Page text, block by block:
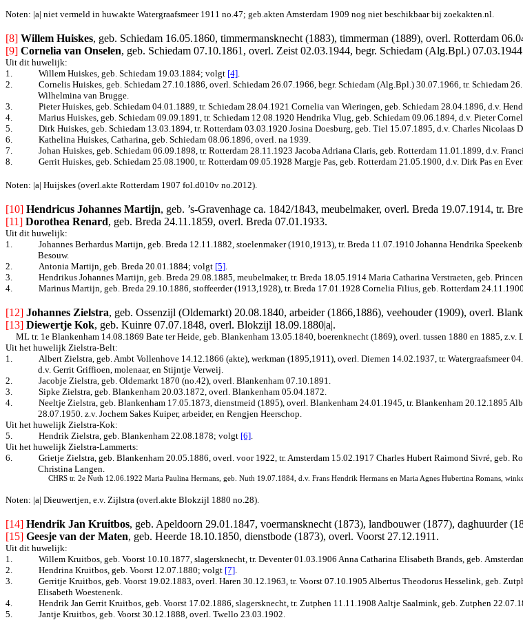
Noten: |a| niet vermeld in huw.akte Watergraafsmeer 1911 no.47; geb.akten Amsterdam 1909 nog niet beschikbaar bij zoekakten.nl.
[8] Willem Huiskes, geb. Schiedam 16.05.1860, timmermansknecht (1883), timmerman (1889), overl. Rotterdam
[9] Cornelia van Onselen, geb. Schiedam 07.10.1861, overl. Zeist 02.03.1944, begr. Schiedam (Alg.Bpl.)
Uit dit huwelijk:
1.
Willem Huiskes, geb. Schiedam 19.03.1884; volgt [4].
2.
Cornelis Huiskes, geb. Schiedam 27.10.1886, overl. Schiedam 26.07.1966, begr. Schiedam (Alg.Bpl.) 30.07.1966, tr. Schiedam
Wilhelmina van Brugge.
3.
Pieter Huiskes, geb. Schiedam 04.01.1889, tr. Schiedam 28.04.1921 Cornelia van Wieringen, geb. Schiedam 28.04.1896, d.v.
4.
Marius Huiskes, geb. Schiedam 09.09.1891, tr. Schiedam 12.08.1920 Hendrika Vlug, geb. Schiedam 09.06.1894, d.v. Pieter
5.
Dirk Huiskes, geb. Schiedam 13.03.1894, tr. Rotterdam 03.03.1920 Josina Doesburg, geb. Tiel 15.07.1895, d.v. Charles Nicolaas
6.
Kathelina Huiskes, Catharina, geb. Schiedam 08.06.1896, overl. na 1939.
7.
Johan Huiskes, geb. Schiedam 06.09.1898, tr. Rotterdam 28.11.1923 Jacoba Adriana Claris, geb. Rotterdam 11.01.1899, d.v.
8.
Gerrit Huiskes, geb. Schiedam 25.08.1900, tr. Rotterdam 09.05.1928 Margje Pas, geb. Rotterdam 21.05.1900, d.v. Dirk Pas en
Noten: |a| Huijskes (overl.akte Rotterdam 1907 fol.d010v no.2012).
[10] Hendricus Johannes Martijn, geb. ’s-Gravenhage ca. 1842/1843, meubelmaker, overl. Breda 19.07.1914, tr.
[11] Dorothea Renard, geb. Breda 24.11.1859, overl. Breda 07.01.1933.
Uit dit huwelijk:
1.
Johannes Berhardus Martijn, geb. Breda 12.11.1882, stoelenmaker (1910,1913), tr. Breda 11.07.1910 Johanna Hendrika
Besouw.
2.
Antonia Martijn, geb. Breda 20.01.1884; volgt [5].
3.
Hendrikus Johannes Martijn, geb. Breda 29.08.1885, meubelmaker, tr. Breda 18.05.1914 Maria Catharina Verstraeten, geb.
4.
Marinus Martijn, geb. Breda 29.10.1886, stoffeerder (1913,1928), tr. Breda 17.01.1928 Cornelia Filius, geb. Rotterdam
[12] Johannes Zielstra, geb. Ossenzijl (Oldemarkt) 20.08.1840, arbeider (1866,1886), veehouder (1909), overl.
[13] Diewertje Kok, geb. Kuinre 07.07.1848, overl. Blokzijl 18.09.1880|a|.
ML tr. 1e Blankenham 14.08.1869 Bate ter Heide, geb. Blankenham 13.05.1840, boerenknecht (1869), overl. tussen 1880 en 1885, z.v.
Uit het huwelijk Zielstra-Belt:
1.
Albert Zielstra, geb. Ambt Vollenhove 14.12.1866 (akte), werkman (1895,1911), overl. Diemen 14.02.1937, tr. Watergraafsmeer
d.v. Gerrit Griffioen, molenaar, en Stijntje Verweij.
2.
Jacobje Zielstra, geb. Oldemarkt 1870 (no.42), overl. Blankenham 07.10.1891.
3.
Sipke Zielstra, geb. Blankenham 20.03.1872, overl. Blankenham 05.04.1872.
4.
Neeltje Zielstra, geb. Blankenham 17.05.1873, dienstmeid (1895), overl. Blankenham 24.01.1945, tr. Blankenham 20.12.1895
28.07.1950. z.v. Jochem Sakes Kuiper, arbeider, en Rengjen Heerschop.
Uit het huwelijk Zielstra-Kok:
5.
Hendrik Zielstra, geb. Blankenham 22.08.1878; volgt [6].
Uit het huwelijk Zielstra-Lammerts:
6.
Grietje Zielstra, geb. Blankenham 20.05.1886, overl. voor 1922, tr. Amsterdam 15.02.1917 Charles Hubert Raimond Sivré, geb.
Christina Langen.
CHRS tr. 2e Nuth 12.06.1922 Maria Paulina Hermans, geb. Nuth 19.07.1884, d.v. Frans Hendrik Hermans en Maria Agnes Hubertina Romans,
Noten: |a| Dieuwertjen, e.v. Zijlstra (overl.akte Blokzijl 1880 no.28).
[14] Hendrik Jan Kruitbos, geb. Apeldoorn 29.01.1847, voermansknecht (1873), landbouwer (1877), daghuurder
[15] Geesje van der Maten, geb. Heerde 18.10.1850, dienstbode (1873), overl. Voorst 27.12.1911.
Uit dit huwelijk:
1.
Willem Kruitbos, geb. Voorst 10.10.1877, slagersknecht, tr. Deventer 01.03.1906 Anna Catharina Elisabeth Brands, geb.
2.
Hendrina Kruitbos, geb. Voorst 12.07.1880; volgt [7].
3.
Gerritje Kruitbos, geb. Voorst 19.02.1883, overl. Haren 30.12.1963, tr. Voorst 07.10.1905 Albertus Theodorus Hesselink, geb.
Elisabeth Woestenenk.
4.
Hendrik Jan Gerrit Kruitbos, geb. Voorst 17.02.1886, slagersknecht, tr. Zutphen 11.11.1908 Aaltje Saalmink, geb. Zutphen
5.
Jantje Kruitbos, geb. Voorst 30.12.1888, overl. Twello 23.03.1902.